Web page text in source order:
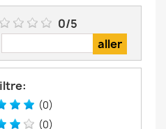
0/5
(0)
(0)